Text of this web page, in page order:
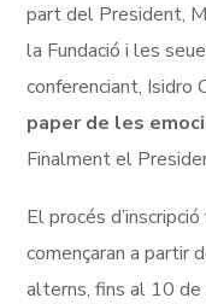
part del President,
la Fundació i les
conferenciant, Isidro
paper de les
Finalment el
El procés
començaran a partir
alterns, fins al 10 de